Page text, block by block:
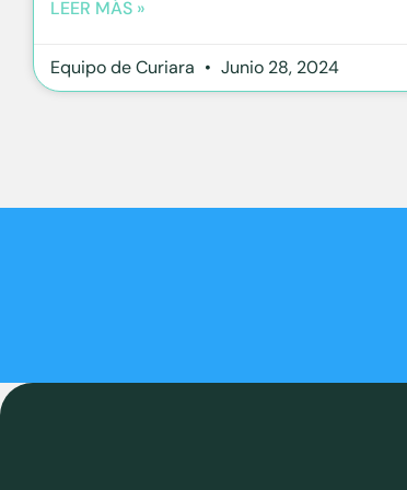
LEER MÁS »
Equipo de Curiara Junio 28, 2024